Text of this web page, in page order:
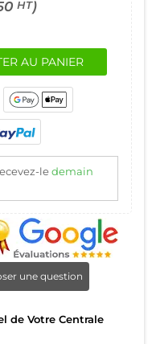
HT)
AU PANIER
ledemain
une question
de Votre Centrale